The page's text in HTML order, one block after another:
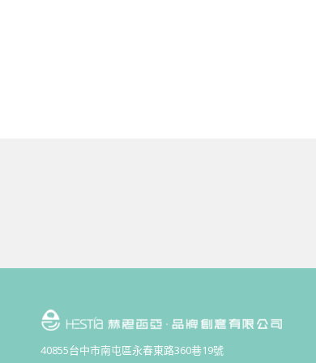
40855台中市南屯區永春東路360巷19號